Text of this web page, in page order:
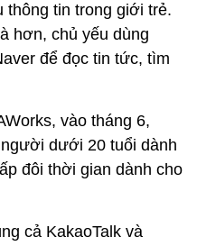
thông tin trong giới trẻ.
hơn, chủ yếu dùng
để đọc tin tức, tìm
vào tháng 6,
dưới 20 tuổi dành
đôi thời gian dành cho
cả KakaoTalk và